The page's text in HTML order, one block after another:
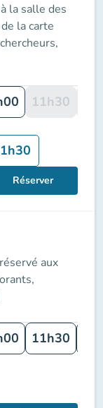
la salle des
la carte
11h30
Réserver
aux
11h30